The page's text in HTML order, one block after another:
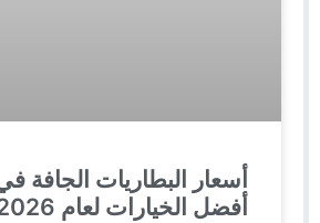
أسعار البطاريات الجافة
أفضل الخيارات لعام 2026